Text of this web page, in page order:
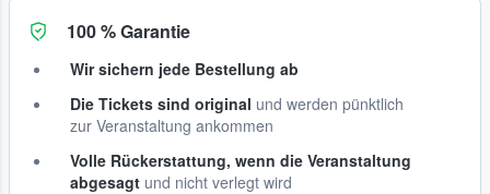
100 % Garantie
Wir sichern jede Bestellung ab
Die Tickets sind original und werden pünktlich
zur Veranstaltung ankommen
Volle Rückerstattung, wenn die Veranstaltung
abgesagt und nicht verlegt wird